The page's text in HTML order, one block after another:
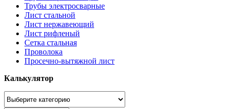
Трубы электросварные
Лист стальной
Лист нержавеющий
Лист рифленый
Сетка стальная
Проволока
Просечно-вытяжной лист
Калькулятор